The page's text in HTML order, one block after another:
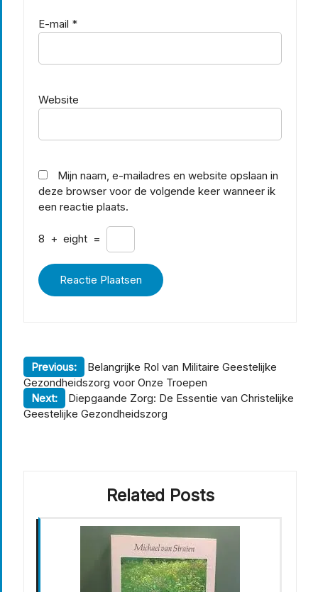
E-mail *
Website
Mijn naam, e-mailadres en website opslaan in
deze browser voor de volgende keer wanneer ik
een reactie plaats.
8 + eight =
Berichtnavigatie
Previous:
Belangrijke Rol van Militaire Geestelijke
Gezondheidszorg voor Onze Troepen
Next:
Diepgaande Zorg: De Essentie van Christelijke
Geestelijke Gezondheidszorg
Related Posts